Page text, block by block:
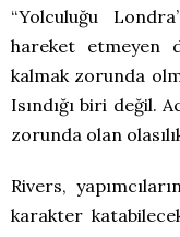
“Yolculuğu
hareket etmeyen
kalmak zorunda
Isındığı biri değil.
zorunda olan
Rivers,
karakter